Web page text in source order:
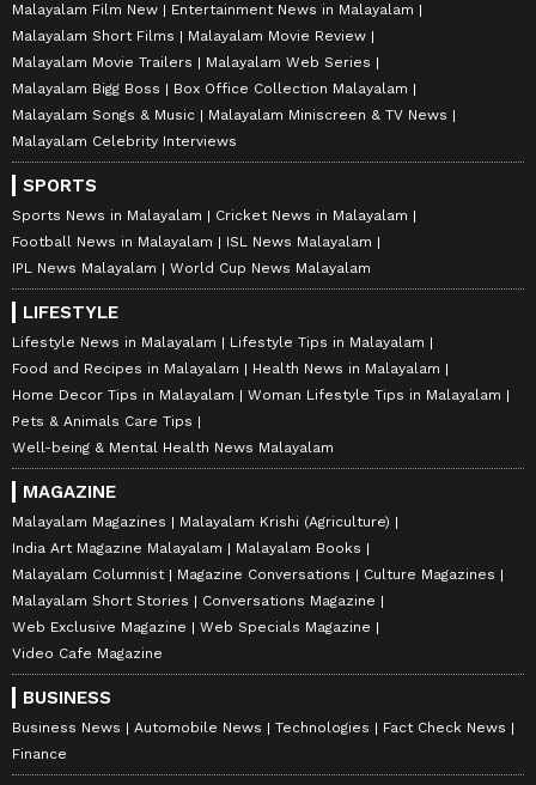
Malayalam Film New
Entertainment News in Malayalam
Malayalam Short Films
Malayalam Movie Review
Malayalam Movie Trailers
Malayalam Web Series
Malayalam Bigg Boss
Box Office Collection Malayalam
Malayalam Songs & Music
Malayalam Miniscreen & TV News
Malayalam Celebrity Interviews
SPORTS
Sports News in Malayalam
Cricket News in Malayalam
Football News in Malayalam
ISL News Malayalam
IPL News Malayalam
World Cup News Malayalam
LIFESTYLE
Lifestyle News in Malayalam
Lifestyle Tips in Malayalam
Food and Recipes in Malayalam
Health News in Malayalam
Home Decor Tips in Malayalam
Woman Lifestyle Tips in Malayalam
Pets & Animals Care Tips
Well-being & Mental Health News Malayalam
MAGAZINE
Malayalam Magazines
Malayalam Krishi (Agriculture)
India Art Magazine Malayalam
Malayalam Books
Malayalam Columnist
Magazine Conversations
Culture Magazines
Malayalam Short Stories
Conversations Magazine
Web Exclusive Magazine
Web Specials Magazine
Video Cafe Magazine
BUSINESS
Business News Automobile News Technologies
Fact Check News
Finance